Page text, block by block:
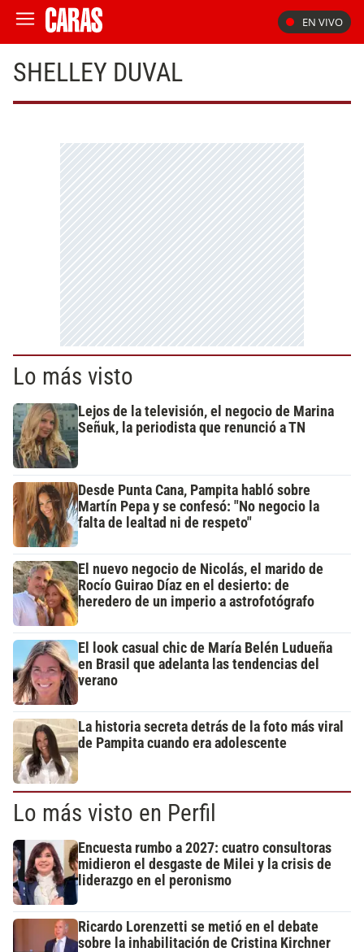
EN VIVO
SHELLEY DUVAL
Lo más visto
Lejos de la televisión, el negocio de Marina
Señuk, la periodista que renunció a TN
Desde Punta Cana, Pampita habló sobre
Martín Pepa y se confesó: "No negocio la
falta de lealtad ni de respeto"
El nuevo negocio de Nicolás, el marido de
Rocío Guirao Díaz en el desierto: de
heredero de un imperio a astrofotógrafo
El look casual chic de María Belén Ludueña
en Brasil que adelanta las tendencias del
verano
La historia secreta detrás de la foto más viral
de Pampita cuando era adolescente
Lo más visto en Perfil
Encuesta rumbo a 2027: cuatro consultoras
midieron el desgaste de Milei y la crisis de
liderazgo en el peronismo
Ricardo Lorenzetti se metió en el debate
sobre la inhabilitación de Cristina Kirchner